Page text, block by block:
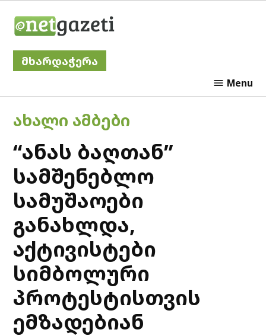
მხარდაჭერა
Menu
POSTED
ᲐᲮᲐᲚᲘ ᲐᲛᲑᲔᲑᲘ
“ანას ბაღთან”
სამშენებლო
სამუშაოები
განახლდა,
აქტივისტები
სიმბოლური
პროტესტისთვის
ემზადებიან